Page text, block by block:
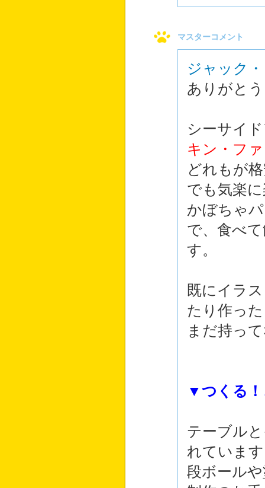
マスターコメント
ジャック
ありがと
シーサイ
キン・フ
どれもが
でも気楽
かぼちゃ
で、食べ
す。
既にイラ
たり作っ
まだ持っ
▼つくる！
テーブル
れていま
段ボール